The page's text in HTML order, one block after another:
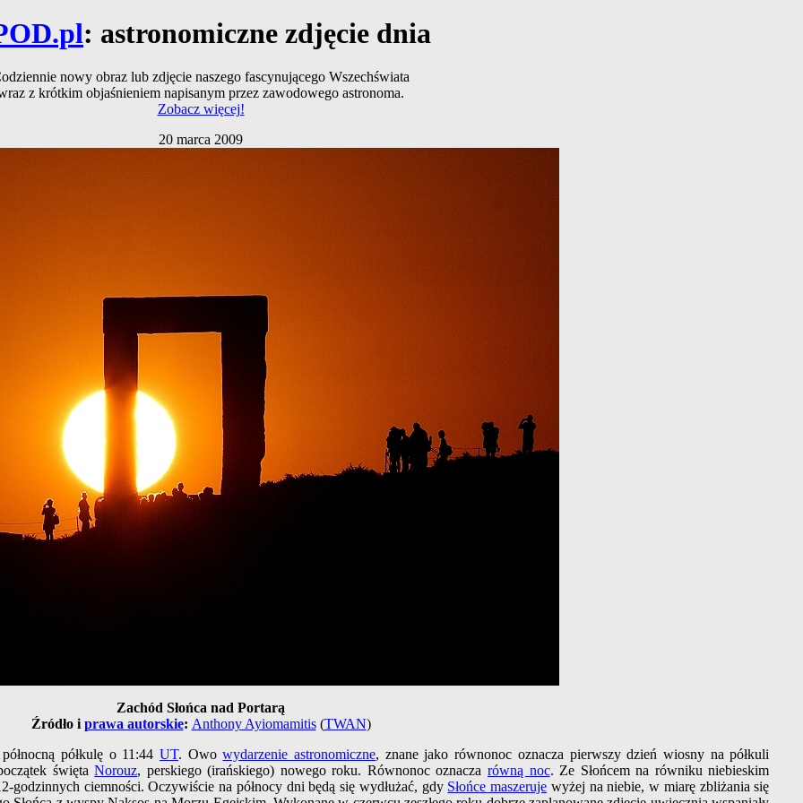
: astronomiczne zdjęcie dnia
nowy obraz lub zdjęcie naszego fascynującego Wszechświata
z krótkim objaśnieniem napisanym przez zawodowego astronoma.
Zobacz więcej!
20 marca 2009
Zachód Słońca nad Portarą
Źródło i prawa autorskie: Anthony Ayiomamitis(TWAN)
półkulę o 11:44UT. Owowydarzenie astronomiczne, znane jako równonoc oznacza pierwszy dzień wiosny na półkuli
świętaNorouz, perskiego (irańskiego) nowego roku. Równonoc oznacza równą noc. Ze Słońcem na równiku niebieskim
godzinnych ciemności. Oczywiście na północy dni będą się wydłużać, gdy Słońce maszeruje wyżej na niebie, w miarę zbliżania się